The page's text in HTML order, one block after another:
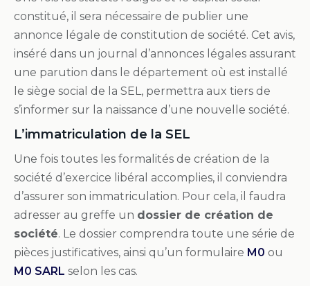
constitué, il sera nécessaire de publier une
annonce légale de constitution de société. Cet avis,
inséré dans un journal d’annonces légales assurant
une parution dans le département où est installé
le siège social de la SEL, permettra aux tiers de
s’informer sur la naissance d’une nouvelle société.
L’immatriculation de la SEL
Une fois toutes les formalités de création de la
société d’exercice libéral accomplies, il conviendra
d’assurer son immatriculation. Pour cela, il faudra
adresser au greffe un dossier de création de
société. Le dossier comprendra toute une série de
pièces justificatives, ainsi qu’un formulaire M0 ou
M0 SARL selon les cas.